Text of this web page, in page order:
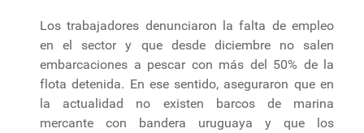
Los trabajadores denunciaron la falta de empleo
en el sector y que desde diciembre no salen
embarcaciones a pescar con más del 50% de la
flota detenida. En ese sentido, aseguraron que en
la actualidad no existen barcos de marina
mercante con bandera uruguaya y que los